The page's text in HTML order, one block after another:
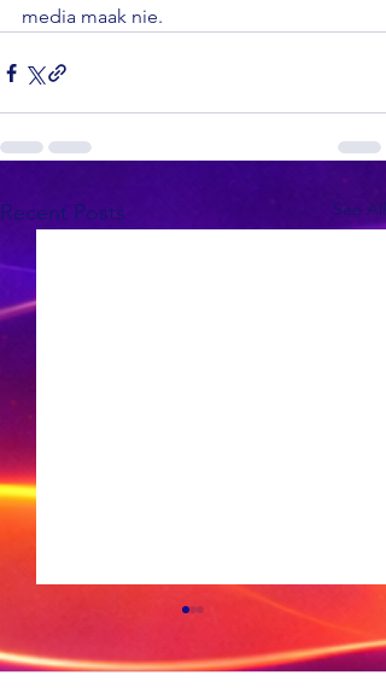
media maak nie.
Recent Posts See All